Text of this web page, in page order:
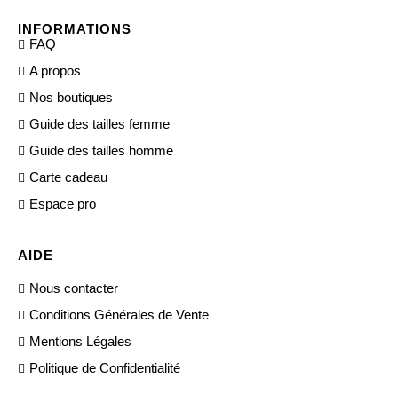
INFORMATIONS
FAQ
A propos
Nos boutiques
Guide des tailles femme
Guide des tailles homme
Carte cadeau
Espace pro
AIDE
Nous contacter
Conditions Générales de Vente
Mentions Légales
Politique de Confidentialité